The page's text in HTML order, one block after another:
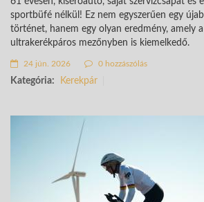
sportbüfé nélkül! Ez nem egyszerűen egy
történet, hanem egy olyan eredmény, amely
ultrakerékpáros mezőnyben is kiemelkedő.
24 jún. 2026 0 hozzászólás
Kategória: Kerekpár